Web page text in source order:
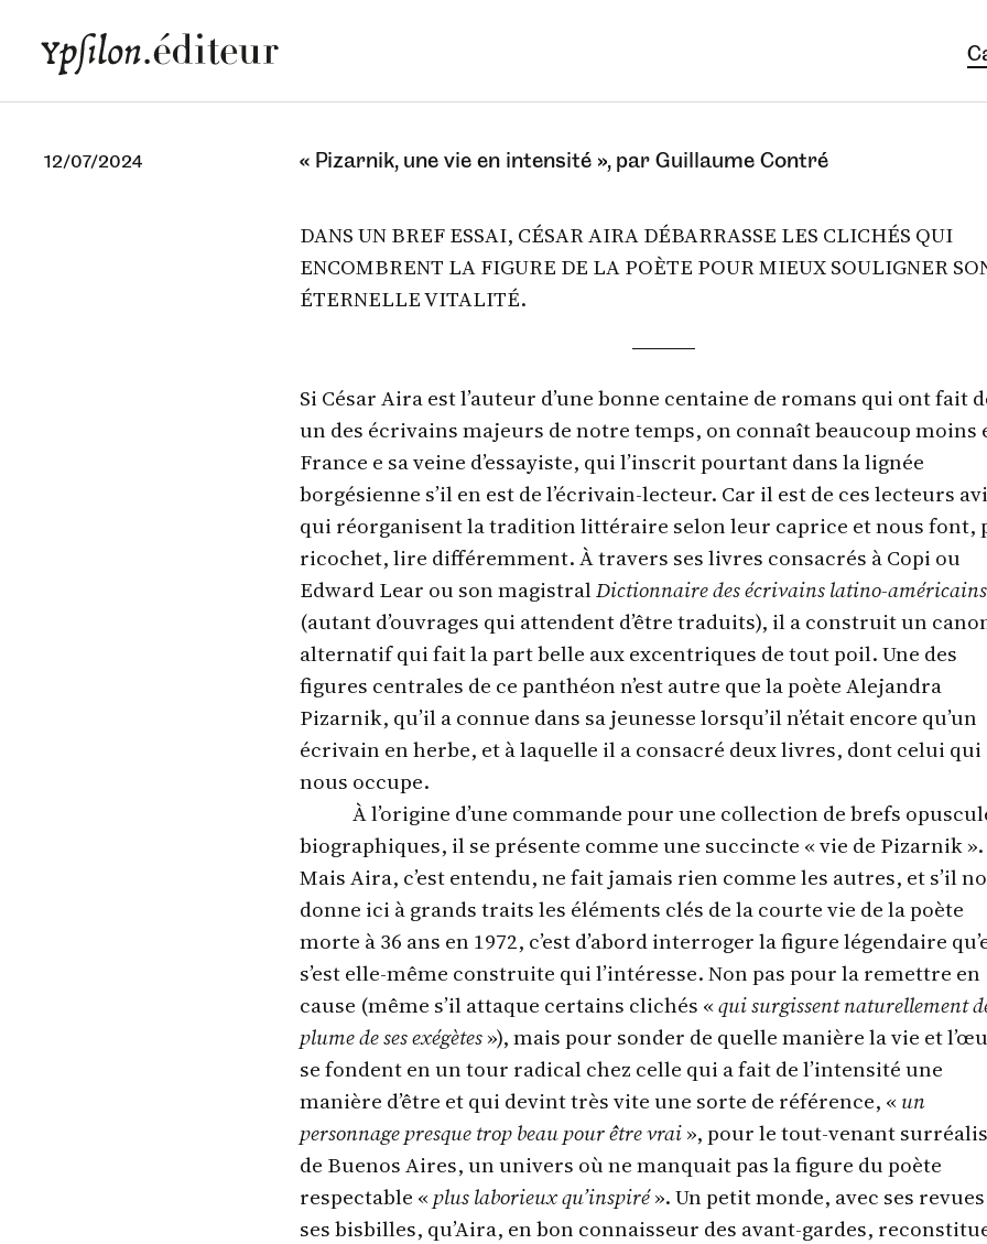
12/07/2024 « Pizarnik, une vie en intensité », par Guillaume Contré
DANS UN BREF ESSAI, CÉSAR AIRA DÉBARRASSE LES CLICHÉS QUI
ENCOMBRENT LA FIGURE DE LA POÈTE POUR MIEUX SOULIGNER
ÉTERNELLE VITALITÉ.
Si César Aira est l’auteur d’une bonne centaine de romans qui ont fait
un des écrivains majeurs de notre temps, on connaît beaucoup moins
France e sa veine d’essayiste, qui l’inscrit pourtant dans la lignée
borgésienne s’il en est de l’écrivain-lecteur. Car il est de ces lecteurs
qui réorganisent la tradition littéraire selon leur caprice et nous font,
ricochet, lire différemment. À travers ses livres consacrés à Copi ou
Edward Lear ou son magistralDictionnaire des écrivains latino-américains
(autant d’ouvrages qui attendent d’être traduits), il a construit un
alternatif qui fait la part belle aux excentriques de tout poil. Une des
figures centrales de ce panthéon n’est autre que la poète Alejandra
Pizarnik, qu’il a connue dans sa jeunesse lorsqu’il n’était encore qu’un
écrivain en herbe, et à laquelle il a consacré deux livres, dont celui qui
nous occupe.
À l’origine d’une commande pour une collection de brefs
biographiques, il se présente comme une succincte « vie de Pizarnik ».
Mais Aira, c’est entendu, ne fait jamais rien comme les autres, et s’il
donne ici à grands traits les éléments clés de la courte vie de la poète
morte à 36 ans en 1972, c’est d’abord interroger la figure légendaire
s’est elle-même construite qui l’intéresse. Non pas pour la remettre en
cause (même s’il attaque certains clichés «qui surgissent naturellement
plume de ses exégètes»), mais pour sonder de quelle manière la vie et
se fondent en un tour radical chez celle qui a fait de l’intensité une
manière d’être et qui devint très vite une sorte de référence, «un
personnage presque trop beau pour être vrai», pour le tout-venant
de Buenos Aires, un univers où ne manquait pas la figure du poète
respectable «plus laborieux qu’inspiré». Un petit monde, avec ses
ses bisbilles, qu’Aira, en bon connaisseur des avant-gardes,